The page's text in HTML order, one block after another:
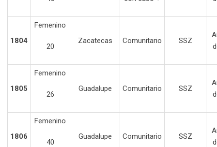
1804
Femenino
20
Zacatecas Comunitario SSZ
1805
Femenino
26
Guadalupe Comunitario SSZ
1806
Femenino
40
Guadalupe Comunitario SSZ